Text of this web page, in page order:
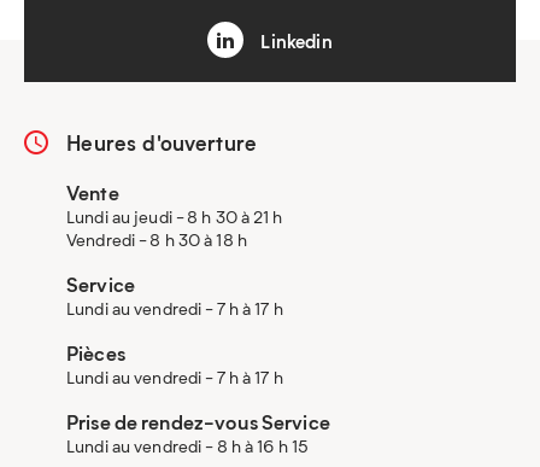
Linkedin
Heures d'ouverture
Vente
Lundi au jeudi - 8 h 30 à 21 h
Vendredi - 8 h 30 à 18 h
Service
Lundi au vendredi - 7 h à 17 h
Pièces
Lundi au vendredi - 7 h à 17 h
Prise de rendez-vous Service
Lundi au vendredi - 8 h à 16 h 15